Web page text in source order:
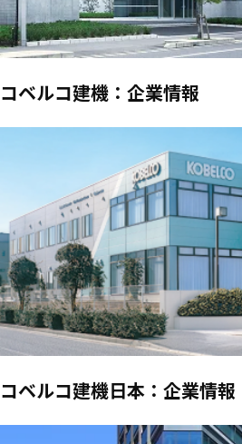
コベルコ建機：企業情報
コベルコ建機日本：企業情報